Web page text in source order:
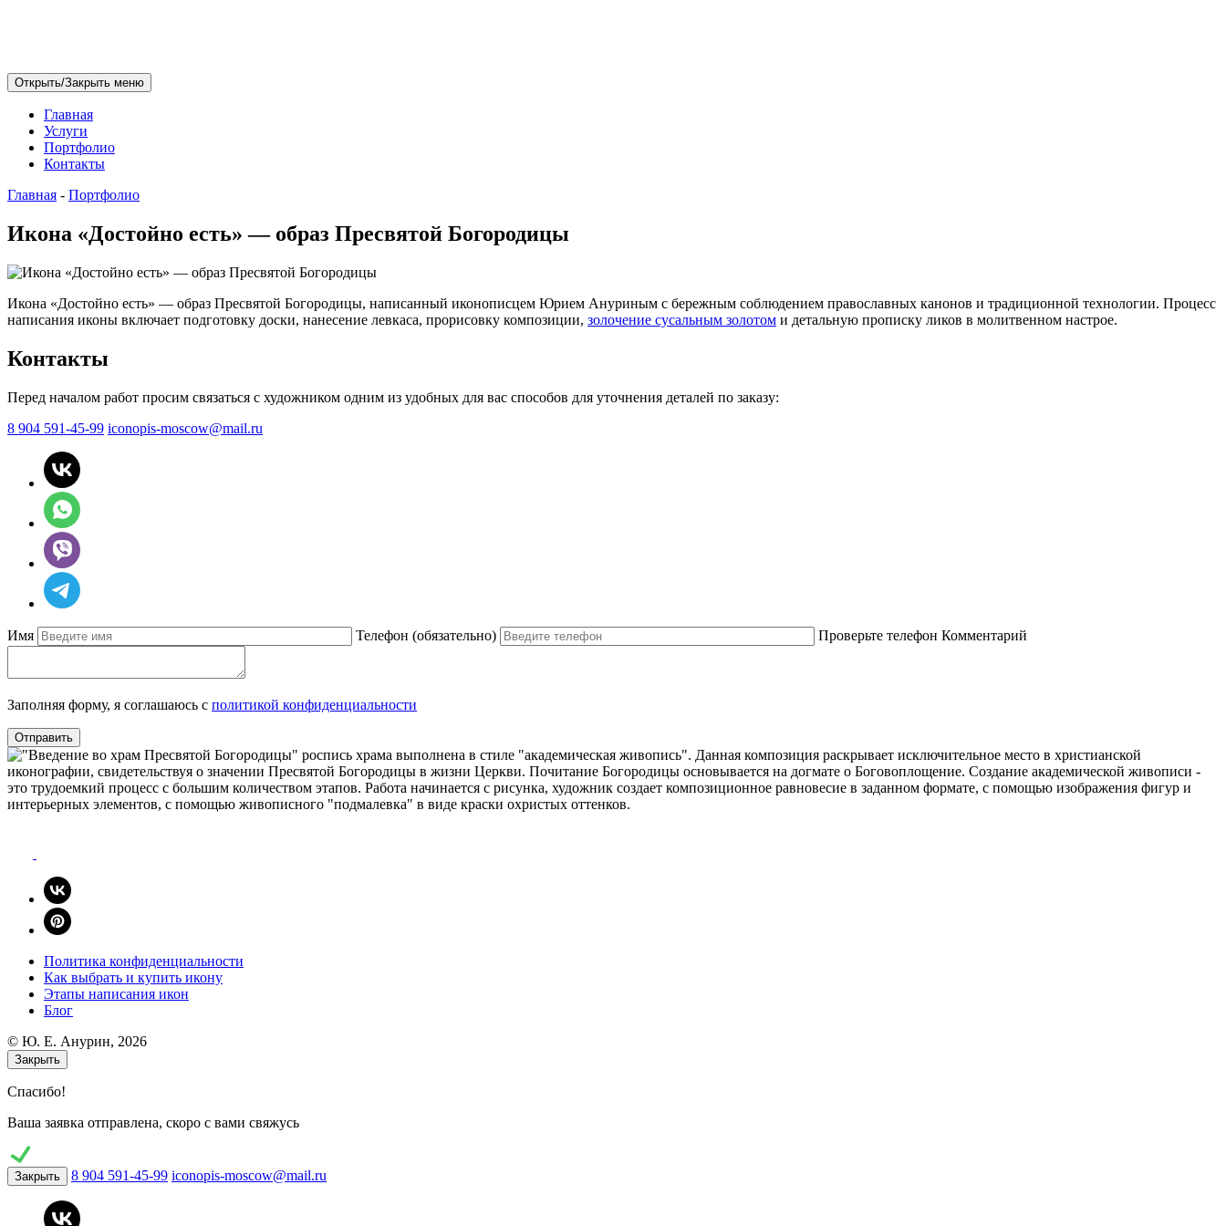
Открыть/Закрыть меню
Главная
Услуги
Портфолио
Контакты
Главная - Портфолио
Икона «Достойно есть» — образ Пресвятой Богородицы
Икона «Достойно есть» — образ Пресвятой Богородицы, написанный иконописцем Юрием Ануриным с бережным соблюдением православных канонов и традиционной технологии. Процесс
написания иконы включает подготовку доски, нанесение левкаса, прорисовку композиции, золочение сусальным золотом и детальную прописку ликов в молитвенном настрое.
Контакты
Перед началом работ просим связаться с художником одним из удобных для вас способов для уточнения деталей по заказу:
8 904 591-45-99 iconopis-moscow@mail.ru
Имя Телефон (обязательно) Проверьте телефон Комментарий
Заполняя форму, я соглашаюсь с политикой конфиденциальности
Политика конфиденциальности
Как выбрать и купить икону
Этапы написания икон
Блог
© Ю. E. Анурин, 2026
Закрыть
Спасибо!
Ваша заявка отправлена, скоро с вами свяжусь
Закрыть 8 904 591-45-99 iconopis-moscow@mail.ru